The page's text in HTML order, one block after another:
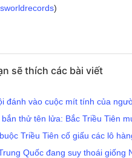
)
sẽ thích các bài viết
đánh vào cuộc mít tính của
bắn thử tên lửa: Bắc Triều Tiên
Triều Tiên cố giấu các lô
Quốc đang suy thoái giống